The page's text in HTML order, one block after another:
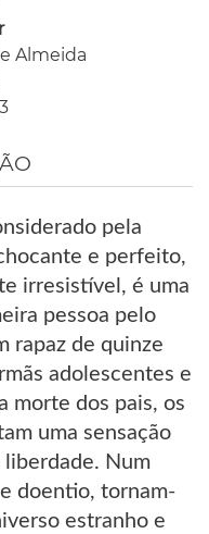
Almeida
pela
e perfeito,
irresistível, é uma
pessoa pelo
rapaz de quinze
adolescentes e
morte dos pais, os
uma sensação
Num
doentio, tornam-
estranho e